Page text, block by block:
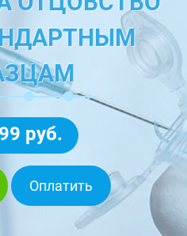
руб.
Оплатить